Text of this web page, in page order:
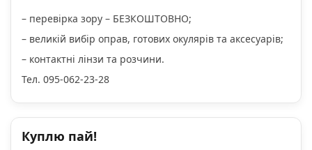
– перевірка зору – БЕЗКОШТОВНО;
– великій вибір оправ, готових окулярів та аксесуарів;
– контактні лінзи та розчини.
Тел. 095-062-23-28
Куплю пай!